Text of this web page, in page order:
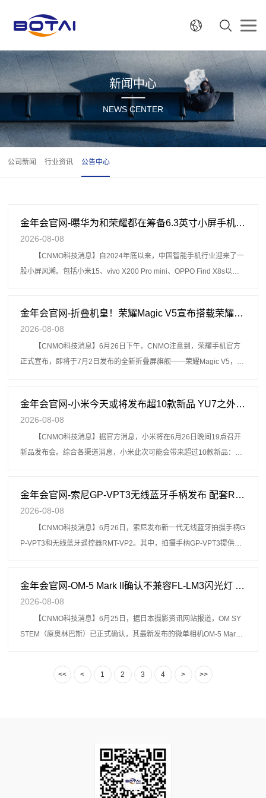
新闻中心
NEWS CENTER
公司新闻 行业资讯 公告中心
金年会官网-曝华为和荣耀都在筹备6.3英寸小屏手机 猜猜价格多少 - 手机中国 -
2026-08-08
【CNMO科技消息】自2024年底以来，中国智能手机行业迎来了一
股小屏风潮。包括小米15、vivo X200 Pro mini、OPPO Find X8s以及
金年会官网-折叠机皇！荣耀Magic V5宣布搭载荣耀鲁班缓震铰链 - 手机中国 -
2026-08-08
【CNMO科技消息】6月26日下午，CNMO注意到，荣耀手机官方
正式宣布，即将于7月2日发布的全新折叠屏旗舰——荣耀Magic V5，将
金年会官网-小米今天或将发布超10款新品 YU7之外 还有两大旗舰手机 - 手机中国 -
2026-08-08
【CNMO科技消息】据官方消息，小米将在6月26日晚间19点召开
新品发布会。综合各渠道消息，小米此次可能会带来超过10款新品：
金年会官网-索尼GP-VPT3无线蓝牙手柄发布 配套RMT-VP2遥控器 - 手机中国 -
2026-08-08
【CNMO科技消息】6月26日，索尼发布新一代无线蓝牙拍摄手柄G
P-VPT3和无线蓝牙遥控器RMT-VP2。其中，拍摄手柄GP-VPT3提供黑
金年会官网-OM-5 Mark II确认不兼容FL-LM3闪光灯 并非标注错误 - 手机中国 -
2026-08-08
【CNMO科技消息】6月25日，据日本摄影资讯网站报道，OM SY
STEM（原奥林巴斯）已正式确认，其最新发布的微单相机OM-5 Mark II
<< < 1 2 3 4 > >>